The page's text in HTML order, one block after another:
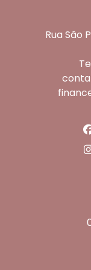
Rua São